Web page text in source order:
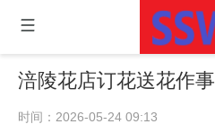
涪陵花店订花送花作事
时间：2026-05-24 09:13